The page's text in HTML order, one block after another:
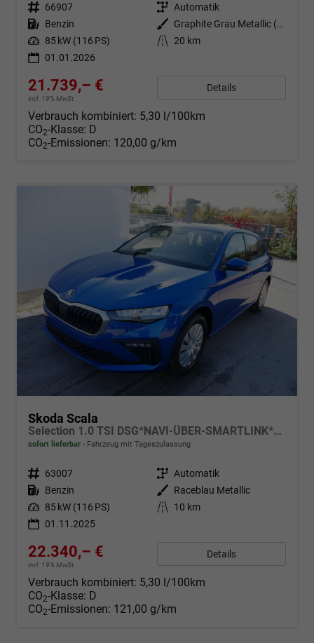
Fahrzeugnr. 66907 Getriebe Automatik
Kraftstoff Benzin Außenfarbe
Graphite Grau Metallic (5X)
Leistung 85 kW (116 PS) Kilometerstand 20 km
01.01.2026
21.739,– €
incl. 19% MwSt.
Details
Verbrauch kombiniert: 5,30 l/100km
CO2-Klasse: D
CO2-Emissionen: 120,00 g/km
Skoda Scala
Selection 1.0 TSI DSG*NAVI-ÜBER-SMARTLINK*PDC-HI*LED*TEMPOMAT*SHZ*DAB*KLIMA
sofort lieferbar Fahrzeug mit Tageszulassung
Fahrzeugnr. 63007 Getriebe Automatik
Kraftstoff Benzin Außenfarbe
Raceblau Metallic
Leistung 85 kW (116 PS) Kilometerstand
10 km
01.11.2025
22.340,– €
incl. 19% MwSt.
Details
Verbrauch kombiniert: 5,30 l/100km
CO2-Klasse: D
CO2-Emissionen: 121,00 g/km